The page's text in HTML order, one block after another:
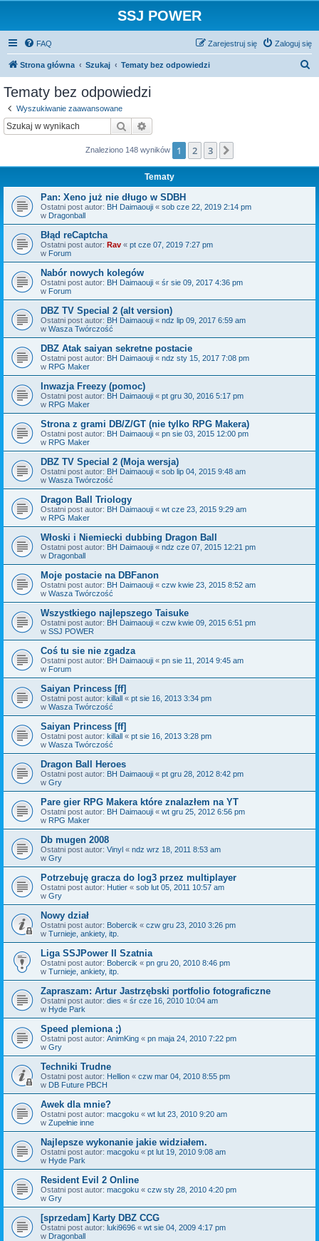
SSJ POWER
FAQ Zaloguj się
Zarejestruj się
Strona główna Szukaj Tematy bez odpowiedzi
Tematy bez odpowiedzi
Wyszukiwanie zaawansowane
Szukaj
Znaleziono 148 wyników 1 2 3
Tematy
Pan: Xeno już nie długo w SDBH
Ostatni post autor: BH Daimaouji « sob cze 22, 2019 2:14 pm
w Dragonball
Błąd reCaptcha
Ostatni post autor: Rav « pt cze 07, 2019 7:27 pm
w Forum
Nabór nowych kolegów
Ostatni post autor: BH Daimaouji « śr sie 09, 2017 4:36 pm
w Forum
DBZ TV Special 2 (alt version)
Ostatni post autor: BH Daimaouji « ndz lip 09, 2017 6:59 am
w Wasza Twórczość
DBZ Atak saiyan sekretne postacie
Ostatni post autor: BH Daimaouji « ndz sty 15, 2017 7:08 pm
w RPG Maker
Inwazja Freezy (pomoc)
Ostatni post autor: BH Daimaouji « pt gru 30, 2016 5:17 pm
w RPG Maker
Strona z grami DB/Z/GT (nie tylko RPG Makera)
Ostatni post autor: BH Daimaouji « pn sie 03, 2015 12:00 pm
w RPG Maker
DBZ TV Special 2 (Moja wersja)
Ostatni post autor: BH Daimaouji « sob lip 04, 2015 9:48 am
w Wasza Twórczość
Dragon Ball Triology
Ostatni post autor: BH Daimaouji « wt cze 23, 2015 9:29 am
w RPG Maker
Włoski i Niemiecki dubbing Dragon Ball
Ostatni post autor: BH Daimaouji « ndz cze 07, 2015 12:21 pm
w Dragonball
Moje postacie na DBFanon
Ostatni post autor: BH Daimaouji « czw kwie 23, 2015 8:52 am
w Wasza Twórczość
Wszystkiego najlepszego Taisuke
Ostatni post autor: BH Daimaouji « czw kwie 09, 2015 6:51 pm
w SSJ POWER
Coś tu sie nie zgadza
Ostatni post autor: BH Daimaouji « pn sie 11, 2014 9:45 am
w Forum
Saiyan Princess [ff]
Ostatni post autor: killall « pt sie 16, 2013 3:34 pm
w Wasza Twórczość
Saiyan Princess [ff]
Ostatni post autor: killall « pt sie 16, 2013 3:28 pm
w Wasza Twórczość
Dragon Ball Heroes
Ostatni post autor: BH Daimaouji « pt gru 28, 2012 8:42 pm
w Gry
Pare gier RPG Makera które znalazłem na YT
Ostatni post autor: BH Daimaouji « wt gru 25, 2012 6:56 pm
w RPG Maker
Db mugen 2008
Ostatni post autor: Vinyl « ndz wrz 18, 2011 8:53 am
w Gry
Potrzebuję gracza do log3 przez multiplayer
Ostatni post autor: Hutier « sob lut 05, 2011 10:57 am
w Gry
Nowy dział
Ostatni post autor: Bobercik « czw gru 23, 2010 3:26 pm
w Turnieje, ankiety, itp.
Liga SSJPower II Szatnia
Ostatni post autor: Bobercik « pn gru 20, 2010 8:46 pm
w Turnieje, ankiety, itp.
Zapraszam: Artur Jastrzębski portfolio fotograficzne
Ostatni post autor: dies « śr cze 16, 2010 10:04 am
w Hyde Park
Speed plemiona ;)
Ostatni post autor: AnimKing « pn maja 24, 2010 7:22 pm
w Gry
Techniki Trudne
Ostatni post autor: Hellion « czw mar 04, 2010 8:55 pm
w DB Future PBCH
Awek dla mnie?
Ostatni post autor: macgoku « wt lut 23, 2010 9:20 am
w Zupełnie inne
Najlepsze wykonanie jakie widziałem.
Ostatni post autor: macgoku « pt lut 19, 2010 9:08 am
w Hyde Park
Resident Evil 2 Online
Ostatni post autor: macgoku « czw sty 28, 2010 4:20 pm
w Gry
[sprzedam] Karty DBZ CCG
Ostatni post autor: luki9696 « wt sie 04, 2009 4:17 pm
w Dragonball